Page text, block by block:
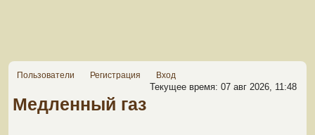
Пользователи Регистрация Вход
Текущее время: 07 авг 2026, 11:48
Медленный газ